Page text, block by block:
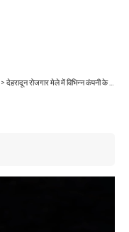
> देहरादून रोजगार मेले में विभिन्न कंपनी के 221 पदों पर यहाँ होगी भर्ती 30 मई तक कर सकेंगे आवेदन